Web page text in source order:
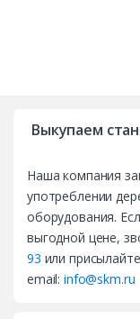
Выкупаем
Наша компания
употреблении
оборудования.
выгодной цене,
93 или
email:info@skm.ru